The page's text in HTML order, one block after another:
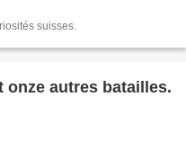
suisses.
onze autres batailles.